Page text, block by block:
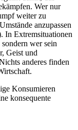
Wer nur
weiter zu
anzupassen
In Extremsituationen
wer sein
Geist und
anderes finden
Konsumieren
konsequente